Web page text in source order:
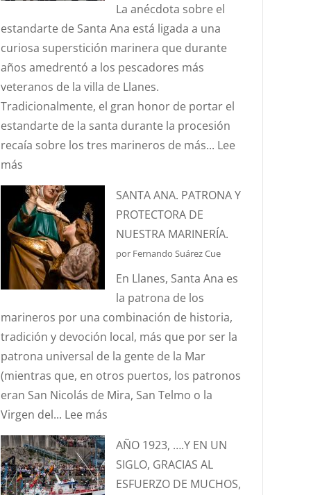
La anécdota sobre el
estandarte de Santa Ana está ligada a una
curiosa superstición marinera que durante
años amedrentó a los pescadores más
veteranos de la villa de Llanes.
Tradicionalmente, el gran honor de portar el
estandarte de la santa durante la procesión
recaía sobre los tres marineros de más... Lee
más
¿CONOCÉIS
LA
ANÉCDOTA
DEL
ESTANDARTE
DE
ANA?
SANTA ANA. PATRONA Y
PROTECTORA DE
NUESTRA MARINERÍA.
por Fernando Suárez Cue
En Llanes, Santa Ana es
la patrona de los
marineros por una combinación de historia,
tradición y devoción local, más que por ser la
patrona universal de la gente de la Mar
(mientras que, en otros puertos, los patronos
eran San Nicolás de Mira, San Telmo o la
Virgen del... Lee más
ANA.
PATRONA
AÑO 1923, ….Y EN UN
SIGLO, GRACIAS AL
ESFUERZO DE MUCHOS,